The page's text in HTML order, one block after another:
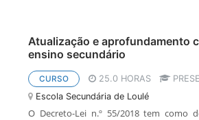
Atualização e aprofundamento
ensino secundário
CURSO 25.0 HORAS
Escola Secundária de Loulé
O Decreto-Lei n.º 55/2018 tem como